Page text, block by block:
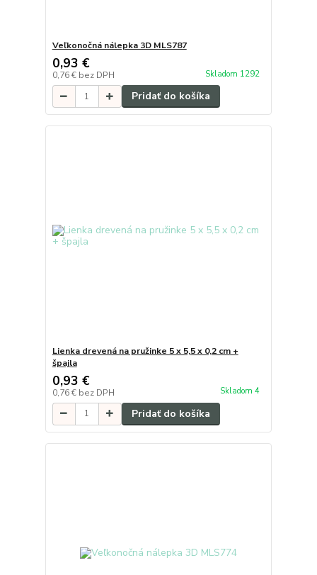
Veľkonočná nálepka 3D MLS787
0,93 €
0,76 € bez DPH Skladom 1292
Pridať do košíka
Lienka drevená na pružinke 5 x 5,5 x 0,2 cm +
špajla
0,93 €
0,76 € bez DPH Skladom 4
Pridať do košíka